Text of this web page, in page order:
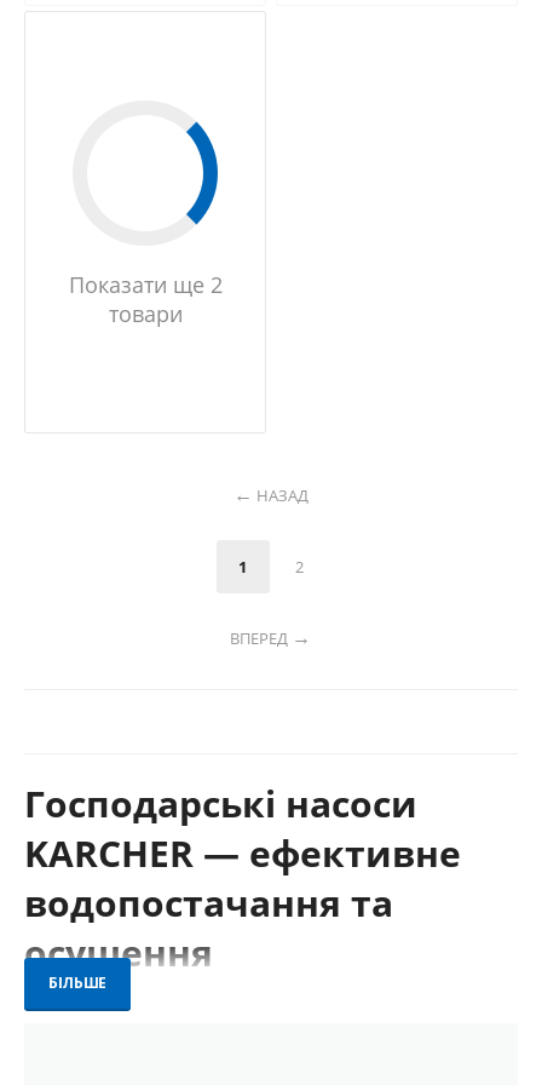
Показати ще 2
товари
НАЗАД
1 2
ВПЕРЕД
Господарські насоси
KARCHER — ефективне
водопостачання та
осушення
У цій категорії зібрано широкий асортимент господарських
БІЛЬШЕ